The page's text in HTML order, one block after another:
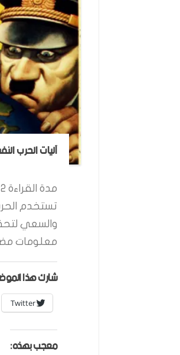
آليات الحرب
مدة القراءة 2
تستخدم
والسعي
معلومات
شارك هذا
Twitter
معجب بهذه: